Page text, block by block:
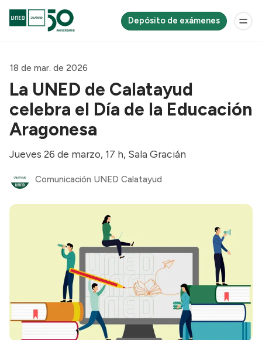
Depósito de exámenes
18 de mar. de 2026
La UNED de Calatayud
celebra el Día de la Educación
Aragonesa
Jueves 26 de marzo, 17 h, Sala Gracián
Comunicación UNED Calatayud